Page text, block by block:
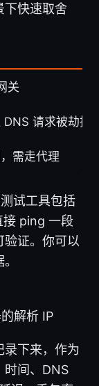
下快速取舍
关
请求被劫持
需走代理
试工具包括
ping 一段
验证。你可以
解析 IP
录下来，作为
时间、DNS